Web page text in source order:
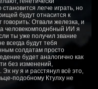
легче играть, но
будут отнасится к
Отвали железка, и
человекомподнбный ИИ я
ты уже получил звание
всегда будут тебя
солдатам просто
будет аналогично как
без изменений,
ну я и расстянул всё это,
подобному Ктулху не